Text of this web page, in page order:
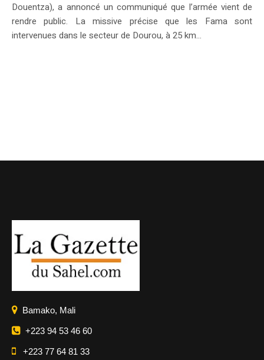
Douentza), a annoncé un communiqué que l’armée vient de
rendre public. La missive précise que les Fama sont
intervenues dans le secteur de Dourou, à 25 km...
Bamako, Mali
+223 94 53 46 60
+223 77 64 81 33